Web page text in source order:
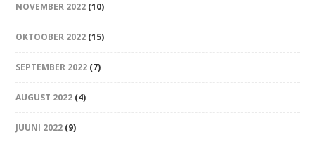
NOVEMBER 2022 (10)
OKTOOBER 2022 (15)
SEPTEMBER 2022 (7)
AUGUST 2022 (4)
JUUNI 2022 (9)